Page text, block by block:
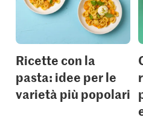
Ricette con la
pasta: idee per le
varietà più popolari